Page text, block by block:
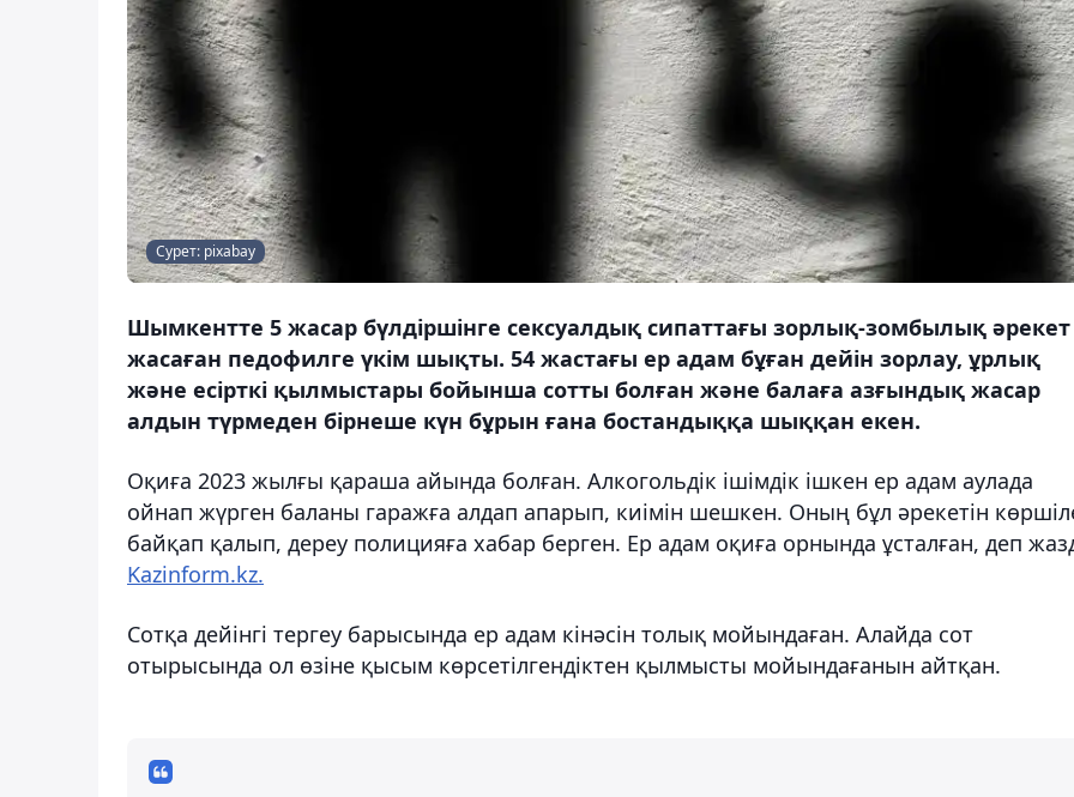
Сурет: pixabay
Шымкентте 5 жасар бүлдіршінге сексуалдық сипаттағы зорлық-зомбылық әрекет
жасаған педофилге үкім шықты. 54 жастағы ер адам бұған дейін зорлау, ұрлық
және есірткі қылмыстары бойынша сотты болған және балаға азғындық жасар
алдын түрмеден бірнеше күн бұрын ғана бостандыққа шыққан екен.
Оқиға 2023 жылғы қараша айында болған. Алкогольдік ішімдік ішкен ер адам аулада
ойнап жүрген баланы гаражға алдап апарып, киімін шешкен. Оның бұл әрекетін
байқап қалып, дереу полицияға хабар берген. Ер адам оқиға орнында ұсталған, деп
Kazinform.kz.
Сотқа дейінгі тергеу барысында ер адам кінәсін толық мойындаған. Алайда сот
отырысында ол өзіне қысым көрсетілгендіктен қылмысты мойындағанын айтқан.